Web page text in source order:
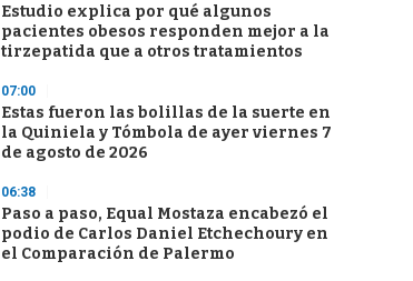
Estudio explica por qué algunos
pacientes obesos responden mejor a la
tirzepatida que a otros tratamientos
07:00
Estas fueron las bolillas de la suerte en
la Quiniela y Tómbola de ayer viernes 7
de agosto de 2026
06:38
Paso a paso, Equal Mostaza encabezó el
podio de Carlos Daniel Etchechoury en
el Comparación de Palermo